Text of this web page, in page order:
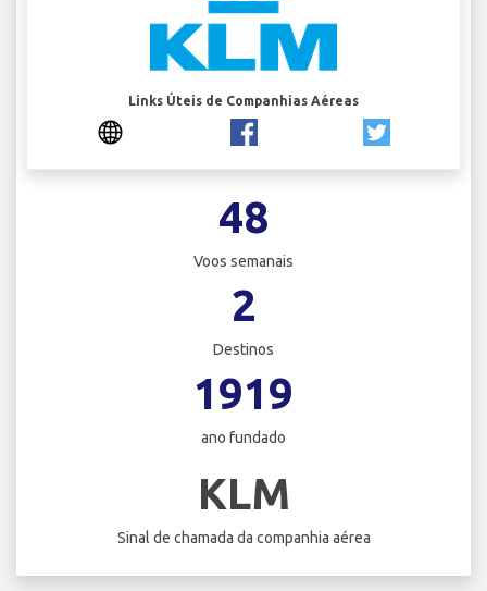
Links Úteis de Companhias Aéreas
48
Voos semanais
2
Destinos
1919
ano fundado
KLM
Sinal de chamada da companhia aérea